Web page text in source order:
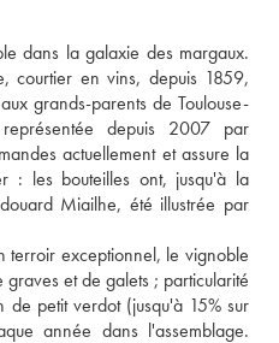
dans la galaxie des margaux.
courtier en vins, depuis 1859,
grands-parents de Toulouse-
depuis 2007 par
actuellement et assure la
: les bouteilles ont, jusqu'à la
Miailhe, été illustrée par
terroir exceptionnel, le vignoble
et de galets ; particularité
petit verdot (jusqu'à 15% sur
année dans l'assemblage.